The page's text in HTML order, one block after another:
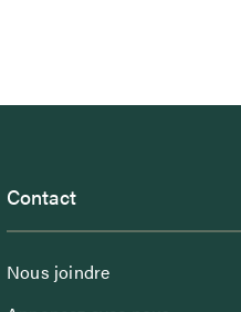
Contact
Nous joindre